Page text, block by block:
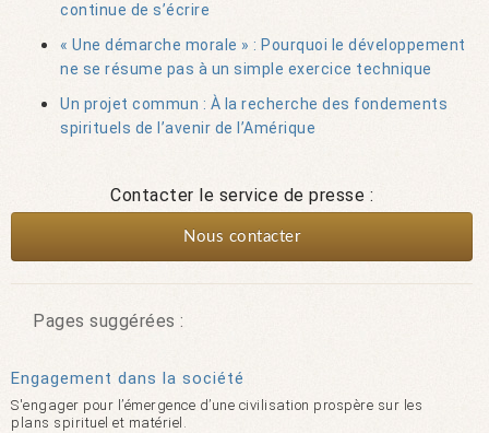
continue de s’écrire
« Une démarche morale » : Pourquoi le développement
ne se résume pas à un simple exercice technique
Un projet commun : À la recherche des fondements
spirituels de l’avenir de l’Amérique
Contacter le service de presse :
Nous contacter
Pages suggérées :
Engagement dans la société
S'engager pour l’émergence d’une civilisation prospère sur les
plans spirituel et matériel.